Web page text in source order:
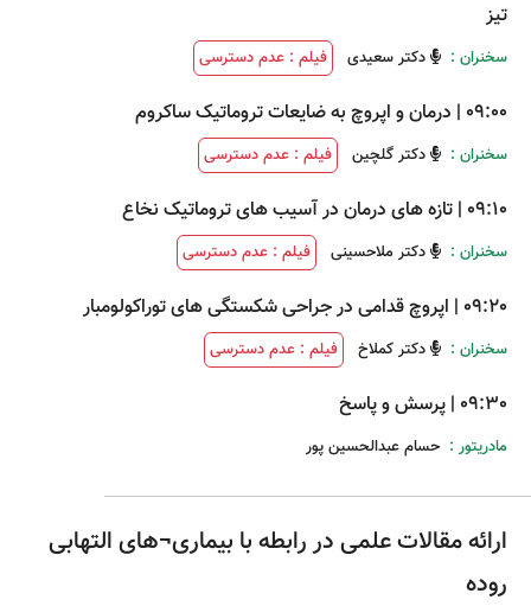
تیز
سخنران : دکتر سعیدی فیلم : عدم دسترسی
09:00
| درمان و اپروچ به ضایعات تروماتیک ساکروم
سخنران : دکتر گلچین فیلم : عدم دسترسی
09:10
| تازه های درمان در آسیب های تروماتیک نخاع
سخنران : دکتر ملاحسینی فیلم : عدم دسترسی
09:20
| اپروچ قدامی در جراحی شکستگی های توراکولومبار
سخنران : دکتر کملاخ فیلم : عدم دسترسی
09:30
| پرسش و پاسخ
مادریتور : حسام عبدالحسین پور
ارائه مقالات علمی در رابطه با بیماری¬های التهابی
روده